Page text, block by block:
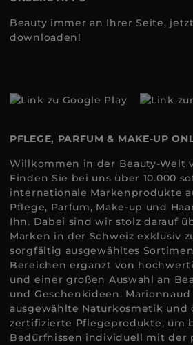
Beauty immer an Ihrer Seite,
downloaden!
PFLEGE, PARFUM & MAKE-UP
Willkommen in der Beauty-Welt
Finden Sie bei uns über 10.000
internationale Markenprodukte
Pflege, Parfum, Make-up und
Ihn. Dabei sind wir stolz darauf
Marken in der Schweiz exklusiv
sorgfältig ausgewähltes
Bereichen ergänzt von
und einer großen Auswahl an
und Geschenkideen.
ausgewählte Naturkosmetik und
zertifizierte Pflegeprodukte, um
Bedürfnissen individuell mit der